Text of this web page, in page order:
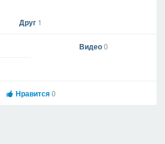
Друг 1
Видео0
Нравится0